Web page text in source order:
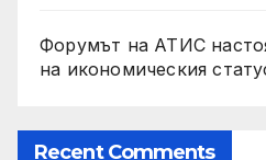
Форумът на АТИС
на икономическия
Recent Comments